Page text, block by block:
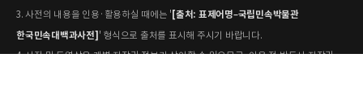
3. 사전의 내용을 인용·활용하실 때에는 ' [출처: 표제어명–국립민속박물관
한국민속대백과사전] ' 형식으로 출처를 표시해 주시기 바랍니다.
4. 사진 및 동영상은 개별 저작권 정보가 상이할 수 있으므로, 이용 전 반드시 저작권